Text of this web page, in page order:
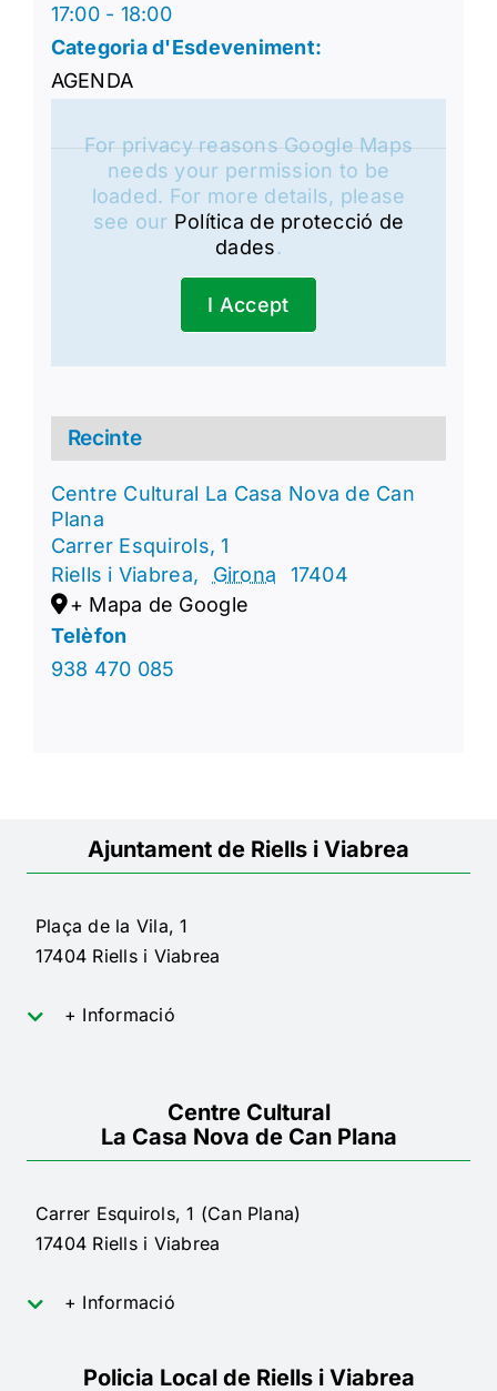
17:00 - 18:00
Categoria d'Esdeveniment:
AGENDA
Recinte
Centre Cultural La Casa Nova de Can
Plana
Carrer Esquirols, 1
Riells i Viabrea, Girona
17404
+ Mapa de Google
Telèfon
938 470 085
For privacy reasons Google Maps
needs your permission to be
loaded. For more details, please
see our Política de protecció de
dades.
I Accept
Ajuntament de Riells i Viabrea
Plaça de la Vila, 1
17404 Riells i Viabrea
+ Informació
Centre Cultural
La Casa Nova de Can Plana
Carrer Esquirols, 1 (Can Plana)
17404 Riells i Viabrea
+ Informació
Policia Local de Riells i Viabrea